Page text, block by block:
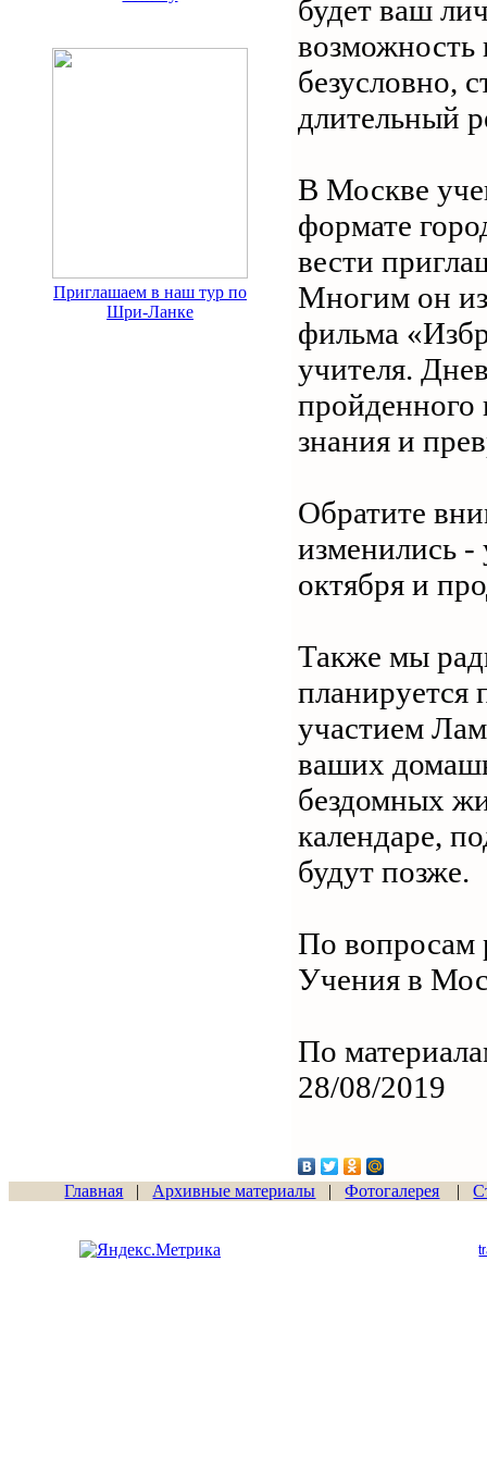
Приглашаем в наш тур по
Шри-Ланке
будет ваш
возможность
безусловно,
длительный
В Москве
формате
вести
Многим он
фильма
учителя.
пройденного
знания и
Обратите
изменились -
октября и
Также мы
планируется
участием
ваших
бездомных
календаре,
будут позже.
По вопросам
Учения в
По
28/08/2019
Главная | Архивные материалы |Фотогалерея |